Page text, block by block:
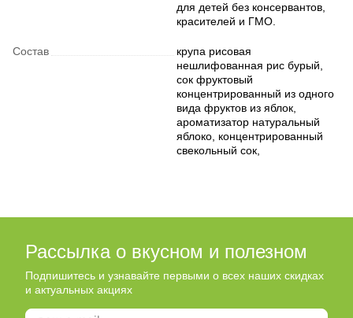
для детей без консервантов,
красителей и ГМО.
Состав
крупа рисовая
нешлифованная рис бурый,
сок фруктовый
концентрированный из одного
вида фруктов из яблок,
ароматизатор натуральный
яблоко, концентрированный
свекольный сок,
Рассылка о вкусном и полезном
Подпишитесь и узнавайте первыми о всех наших скидках
и актуальных акциях